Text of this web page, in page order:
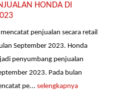
HONDA DI
penjualan secara retail
September 2023. Honda
penyumbang penjualan
2023. Pada bulan
pe...selengkapnya